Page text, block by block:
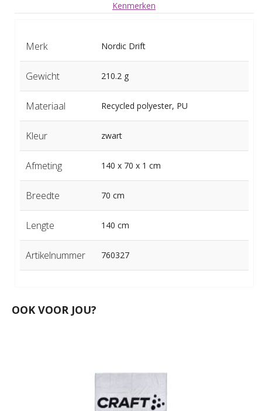
Kenmerken
Merk Nordic Drift
Gewicht 210.2 g
Materiaal Recycled polyester, PU
Kleur zwart
Afmeting 140 x 70 x 1 cm
Breedte 70 cm
Lengte 140 cm
Artikelnummer 760327
OOK VOOR JOU?